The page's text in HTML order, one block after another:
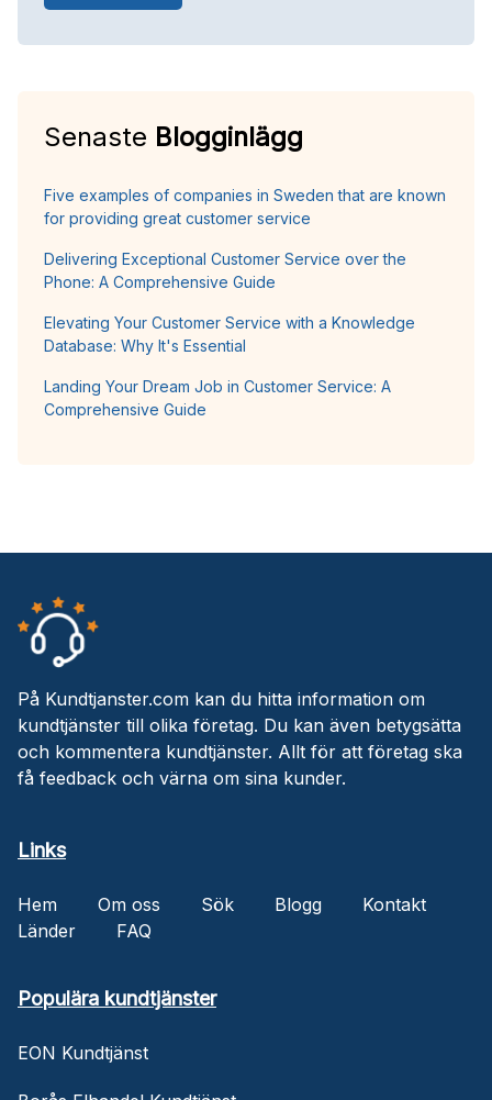
Senaste Blogginlägg
Five examples of companies in Sweden that are known
for providing great customer service
Delivering Exceptional Customer Service over the
Phone: A Comprehensive Guide
Elevating Your Customer Service with a Knowledge
Database: Why It's Essential
Landing Your Dream Job in Customer Service: A
Comprehensive Guide
På Kundtjanster.com kan du hitta information om
kundtjänster till olika företag. Du kan även betygsätta
och kommentera kundtjänster. Allt för att företag ska
få feedback och värna om sina kunder.
Links
Hem Om oss Sök Blogg
Kontakt
Länder
FAQ
Populära kundtjänster
EON Kundtjänst